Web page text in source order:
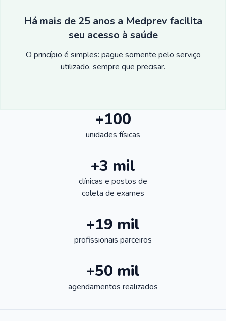
Há mais de 25 anos a Medprev facilita
seu acesso à saúde
O princípio é simples: pague somente pelo serviço
utilizado, sempre que precisar.
+100
unidades físicas
+3 mil
clínicas e postos de
coleta de exames
+19 mil
profissionais parceiros
+50 mil
agendamentos realizados